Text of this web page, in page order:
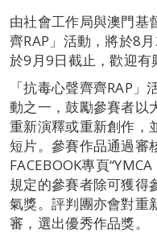
由社會工作局與澳門基
齊RAP」活動，將於8
於9月9日截止，歡迎有
「抗毒心聲齊齊RAP
動之一，鼓勵參賽者以
重新演釋或重新創作，
短片。參賽作品通過審
FACEBOOK專頁
規定的參賽者除可獲得
氣獎。評判團亦會對重
審，選出優秀作品獎。